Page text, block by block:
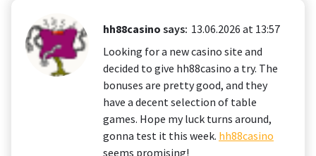
hh88casino says: 13.06.2026 at 13:57
Looking for a new casino site and
decided to give hh88casino a try. The
bonuses are pretty good, and they
have a decent selection of table
games. Hope my luck turns around,
gonna test it this week. hh88casino
seems promising!